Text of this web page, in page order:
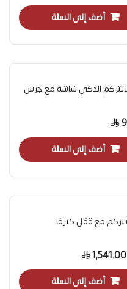
أضف إلى السلة
الذكي شاشة مع جرس
أضف إلى السلة
مع قفل كيرفا
1,541.00
أضف إلى السلة